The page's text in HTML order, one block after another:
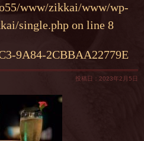
www/zikkai/www/wp-
single.php on line 8
9A84-2CBBAA22779E
投稿日：2023年2月5日